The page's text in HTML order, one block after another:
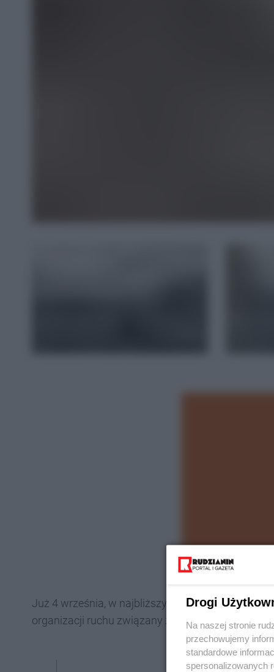
Już 4 września, w najbliższy poniedziałek, od
organizacji ruchu związany z pracami w rejonie
Drogi
Na naszej stronie
przechowujemy
standardowe
spersonalizowanych